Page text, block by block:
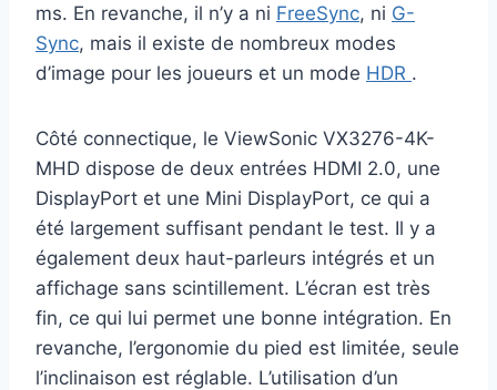
ms. En revanche, il n’y a ni FreeSync, ni G-
Sync, mais il existe de nombreux modes
d’image pour les joueurs et un mode HDR .
Côté connectique, le ViewSonic VX3276-4K-
MHD dispose de deux entrées HDMI 2.0, une
DisplayPort et une Mini DisplayPort, ce qui a
été largement suffisant pendant le test. Il y a
également deux haut-parleurs intégrés et un
affichage sans scintillement. L’écran est très
fin, ce qui lui permet une bonne intégration. En
revanche, l’ergonomie du pied est limitée, seule
l’inclinaison est réglable. L’utilisation d’un